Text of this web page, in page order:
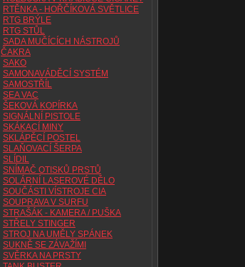
RTĚNKA - HOŘČÍKOVÁ SVĚTLICE
RTG BRÝLE
RTG STŮL
SADA MUČÍCÍCH NÁSTROJŮ
ČAKRA
SAKO
SAMONAVÁDĚCÍ SYSTÉM
SAMOSTŘÍL
SEA VAC
ŠEKOVÁ KOPÍRKA
SIGNÁLNÍ PISTOLE
SKÁKACÍ MINY
SKLÁPĚCÍ POSTEL
SLAŇOVACÍ ŠERPA
SLÍDIL
SNÍMAČ OTISKŮ PRSTŮ
SOLÁRNÍ LASEROVÉ DĚLO
SOUČÁSTI VÍSTROJE CIA
SOUPRAVA V SURFU
STRAŠÁK - KAMERA / PUŠKA
STŘELY STINGER
STROJ NA UMĚLY SPÁNEK
SUKNĚ SE ZÁVAŽÍMI
SVĚRKA NA PRSTY